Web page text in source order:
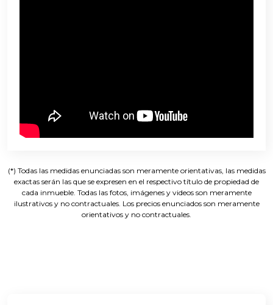
(*) Todas las medidas enunciadas son meramente orientativas, las medidas
exactas serán las que se expresen en el respectivo título de propiedad de
cada inmueble. Todas las fotos, imágenes y videos son meramente
ilustrativos y no contractuales. Los precios enunciados son meramente
orientativos y no contractuales.